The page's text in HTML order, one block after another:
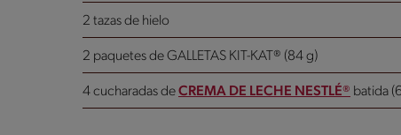
2 tazas de hielo
2 paquetes de GALLETAS KIT-KAT® (84 g)
4 cucharadas deCREMA DE LECHE NESTLÉ® batida